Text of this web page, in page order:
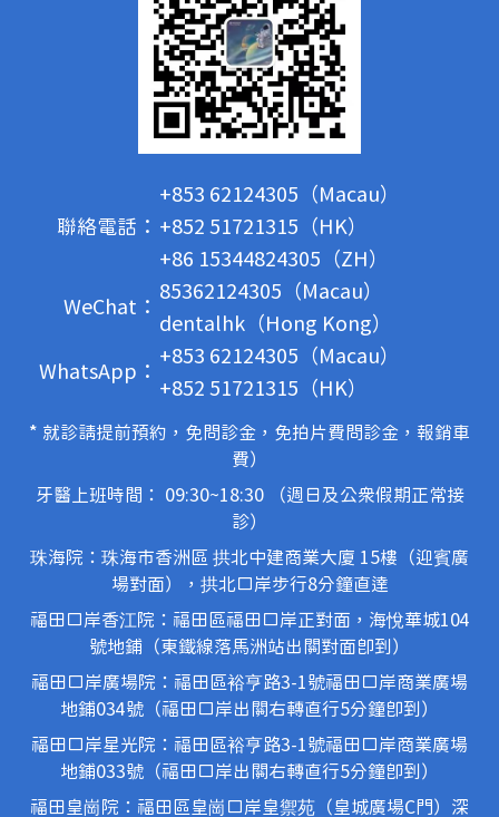
聯絡電話：
+853 62124305（Macau）
+852 51721315（HK）
+86 15344824305（ZH）
WeChat：
85362124305（Macau）
dentalhk（Hong Kong）
WhatsApp：
+853 62124305（Macau）
+852 51721315（HK）
* 就診請提前預約，免問診金，免拍片費問診金，報銷車
費）
牙醫上班時間： 09:30~18:30 （週日及公眾假期正常接
診）
珠海院：珠海市香洲區 拱北中建商業大廈 15樓（迎賓廣
場對面），拱北口岸步行8分鐘直達
福田口岸香江院：福田區福田口岸正對面，海悅華城104
號地鋪（東鐵線落馬洲站出關對面即到）
福田口岸廣場院：福田區裕亨路3-1號福田口岸商業廣場
地鋪034號（福田口岸出關右轉直行5分鐘即到）
福田口岸星光院：福田區裕亨路3-1號福田口岸商業廣場
地鋪033號（福田口岸出關右轉直行5分鐘即到）
福田皇崗院：福田區皇崗口岸皇禦苑（皇城廣場C門）深